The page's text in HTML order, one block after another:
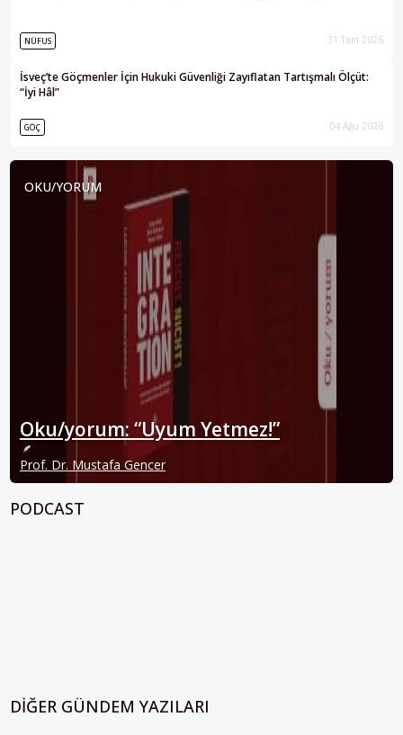
NÜFUS 31 Tem 2026
İsveç’te Göçmenler İçin Hukuki Güvenliği Zayıflatan Tartışmalı Ölçüt:
“İyi Hâl”
GÖÇ 04 Ağu 2026
OKU/YORUM
Oku/yorum: “Uyum Yetmez!”
Prof. Dr. Mustafa Gencer
PODCAST
DIĞER GÜNDEM YAZILARI